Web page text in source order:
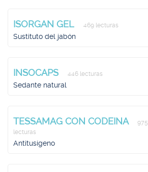
ISORGAN GEL 469 lecturas
Sustituto del jabón
INSOCAPS 446 lecturas
Sedante natural
TESSAMAG CON CODEINA
975
lecturas
Antitusígeno